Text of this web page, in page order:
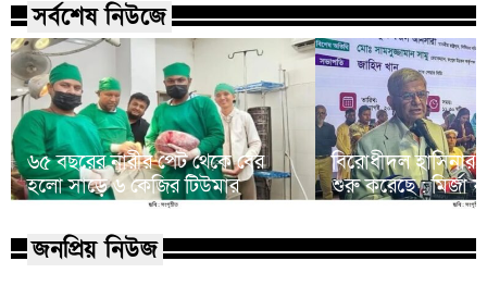
সর্বশেষ নিউজে
৬৫ বছরের নারীর পেট থেকে বের
হলো সাড়ে ৬ কেজির টিউমার
বিরোধীদল হাসিনার
শুরু করেছে : মির্জা
জনপ্রিয় নিউজ